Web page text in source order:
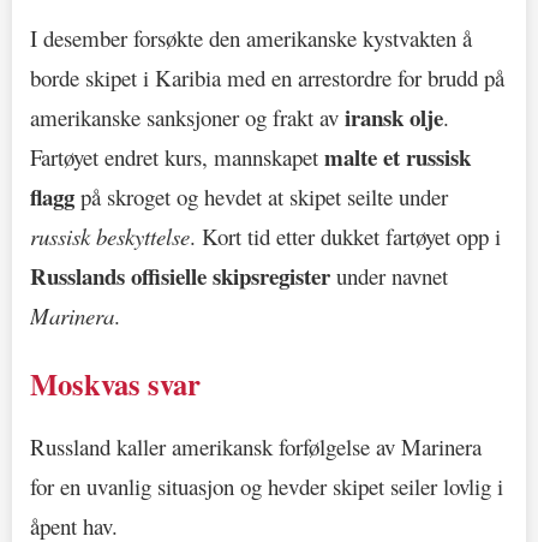
I desember forsøkte den amerikanske kystvakten å
borde skipet i Karibia med en arrestordre for brudd på
amerikanske sanksjoner og frakt av iransk olje.
Fartøyet endret kurs, mannskapet malte et russisk
flagg på skroget og hevdet at skipet seilte under
russisk beskyttelse. Kort tid etter dukket fartøyet opp i
Russlands offisielle skipsregister under navnet
Marinera.
Moskvas svar
Russland kaller amerikansk forfølgelse av Marinera
for en uvanlig situasjon og hevder skipet seiler lovlig i
åpent hav.